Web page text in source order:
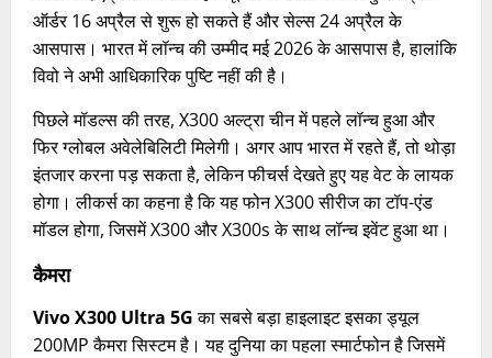
ऑर्डर 16 अप्रैल से शुरू हो सकते हैं और सेल्स 24 अप्रैल के
आसपास। भारत में लॉन्च की उम्मीद मई 2026 के आसपास है, हालांकि
विवो ने अभी आधिकारिक पुष्टि नहीं की है।
पिछले मॉडल्स की तरह, X300 अल्ट्रा चीन में पहले लॉन्च हुआ और
फिर ग्लोबल अवेलेबिलिटी मिलेगी। अगर आप भारत में रहते हैं, तो थोड़ा
इंतजार करना पड़ सकता है, लेकिन फीचर्स देखते हुए यह वेट के लायक
होगा। लीकर्स का कहना है कि यह फोन X300 सीरीज का टॉप-एंड
मॉडल होगा, जिसमें X300 और X300s के साथ लॉन्च इवेंट हुआ था।
कैमरा
Vivo X300 Ultra 5Gका सबसे बड़ा हाइलाइट इसका ड्यूल
200MP कैमरा सिस्टम है। यह दुनिया का पहला स्मार्टफोन है जिसमें